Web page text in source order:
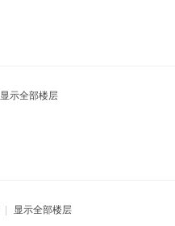
显示全部楼层
显示全部楼层